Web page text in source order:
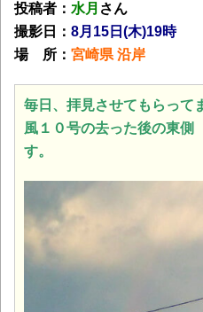
投稿者： 水月 さん
撮影日： 8月15日(木)19時
場 所： 宮崎県 沿岸
毎日、拝見させてもらっ
風１０号の去った後の東側
す。